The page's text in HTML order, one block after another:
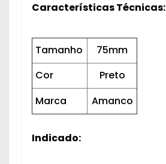
Características Técnicas:
Tamanho
75mm
Cor
Preto
Marca
Amanco
Indicado: